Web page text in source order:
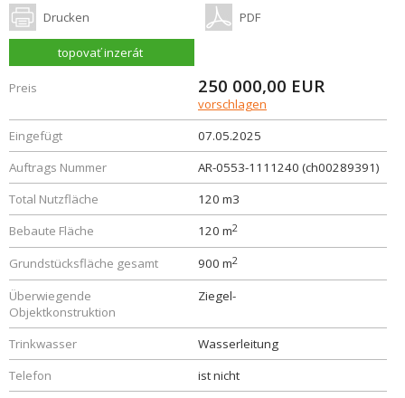
Drucken PDF
topovať inzerát
Preis 250 000,00 EUR
vorschlagen
Eingefügt
07.05.2025
Auftrags Nummer
AR-0553-1111240 (ch00289391)
Total Nutzfläche
120 m3
Bebaute Fläche
120 m2
Grundstücksfläche gesamt 900 m2
Überwiegende
Objektkonstruktion
Ziegel-
Trinkwasser
Wasserleitung
Telefon
ist nicht